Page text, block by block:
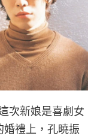
次新娘是喜劇女
婚禮上，孔曉振